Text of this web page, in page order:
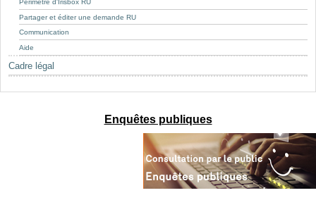
Renseignements urbanistiques
Périmètre d'Irisbox RU
Partager et éditer une demande RU
Communication
Aide
Cadre légal
Enquêtes publiques